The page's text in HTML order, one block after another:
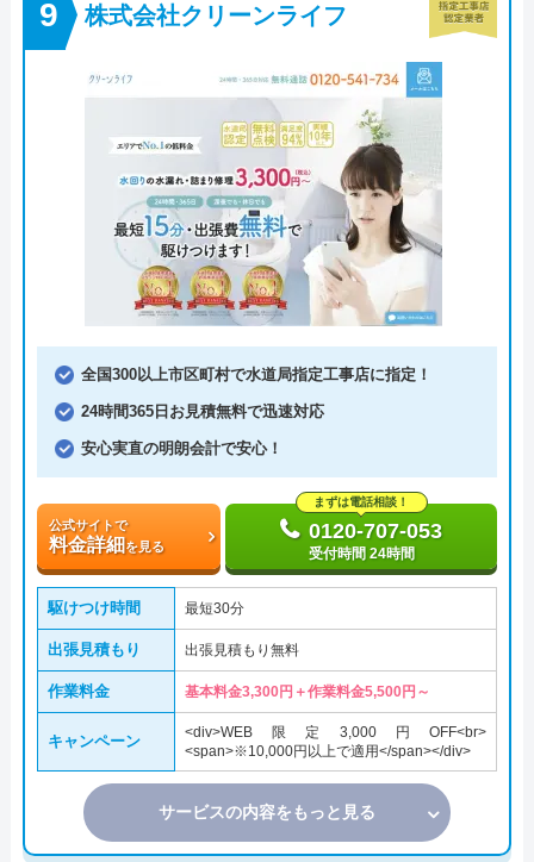
株式会社クリーンライフ
全国300以上市区町村で水道局指定工事店に指定！
24時間365日お見積無料で迅速対応
安心実直の明朗会計で安心！
公式サイトで
料金詳細を見る
まずは電話相談！
0120-707-053
受付時間 24時間
駆けつけ時間 最短30分
出張見積もり 出張見積もり無料
作業料金 基本料金3,300円＋作業料金5,500円～
キャンペーン
<div>WEB限定3,000円OFF<br>
<span>※10,000円以上で適用</span></div>
サービスの内容をもっと見る